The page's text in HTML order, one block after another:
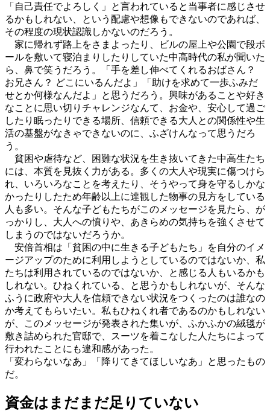
「自己責任でよろしく」と言われていると当事者に感じさせ
るかもしれない、という配慮や想像もできないのであれば、
その程度の現状認識しかないのだろう。
家に帰れず路上をさまよったり、ビルの屋上や公園で段ボ
ールを敷いて寝泊まりしたりしていた中高時代の私が聞いた
ら、鼻で笑うだろう。「手を差し伸べてくれるおばさん？
お兄さん？ どこにいるんだよ」「助けを求めて一歩ふみだ
せとか何様なんだよ」と思うだろう。興味があることや好き
なことに思い切りチャレンジなんて、お金や、安心して過ご
したり眠ったりできる場所、信頼できる大人との関係性や生
活の基盤がなきゃできないのに、ふざけんなって思うだろ
う。
貧困や虐待など、困難な状況を生き抜いてきた中高生たち
には、本質を見抜く力がある。多くの大人や現実に傷つけら
れ、いろいろなことを考えたり、そうやって身を守るしかな
かったりしたため年齢以上に達観した物事の見方をしている
人も多い。そんな子どもたちがこのメッセージを見たら、が
っかりし、大人への憤りや、あきらめの気持ちを強くさせて
しまうのではないだろうか。
安倍首相は「貧困の中に生きる子どもたち」を自分のイメ
ージアップのために利用しようとしているのではないか、私
たちは利用されているのではないか、と感じる人もいるかも
しれない。ひねくれている、と思うかもしれないが、そんな
ふうに政府や大人を信頼できない状況をつくったのは誰なの
か考えてもらいたい。私もひねくれ者であるのかもしれない
が、このメッセージが発表された集いが、ふかふかの絨毯が
敷き詰められた官邸で、スーツを着こなした人たちによって
行われたことにも違和感があった。
「変わらないなあ」「降りてきてほしいなあ」と思ったもの
だ。
資金はまだまだ足りていない